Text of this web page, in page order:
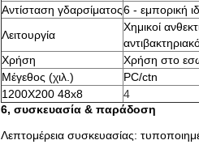
Αντίσταση γδαρσίματος6 - εμπορική
Λειτουργία
Χημικοί
Χρήση
Χρήση στο
Μέγεθος (χιλ.)
PC/ctn
1200X200 48x8
4
6, συσκευασία & παράδοση
Λεπτομέρεια συσκευασίας: